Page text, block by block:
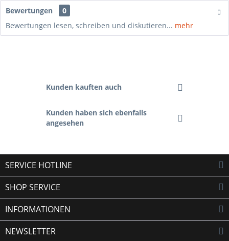
Bewertungen
0
Bewertungen lesen, schreiben und diskutieren... mehr
Kunden kauften auch
Kunden haben sich ebenfalls
angesehen
SERVICE HOTLINE
SHOP SERVICE
INFORMATIONEN
NEWSLETTER